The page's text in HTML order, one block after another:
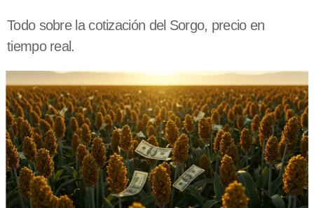
Todo sobre la cotización del Sorgo, precio en
tiempo real.